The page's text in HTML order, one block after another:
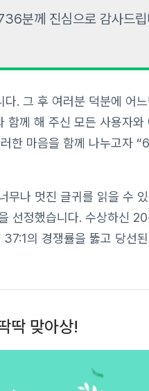
분께 진심으로 감사드립
. 그 후 여러분 덕분에 어
께 해 주신 모든 사용자
한 마음을 함께 나누고자
나 멋진 글귀를 읽을 수
선정했습니다. 수상하신
의 경쟁률을 뚫고 당선
딱 맞아상!